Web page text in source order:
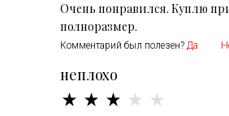
Очень понравился. Куплю
полноразмер.
Комментарий был полезен? Да
неплохо